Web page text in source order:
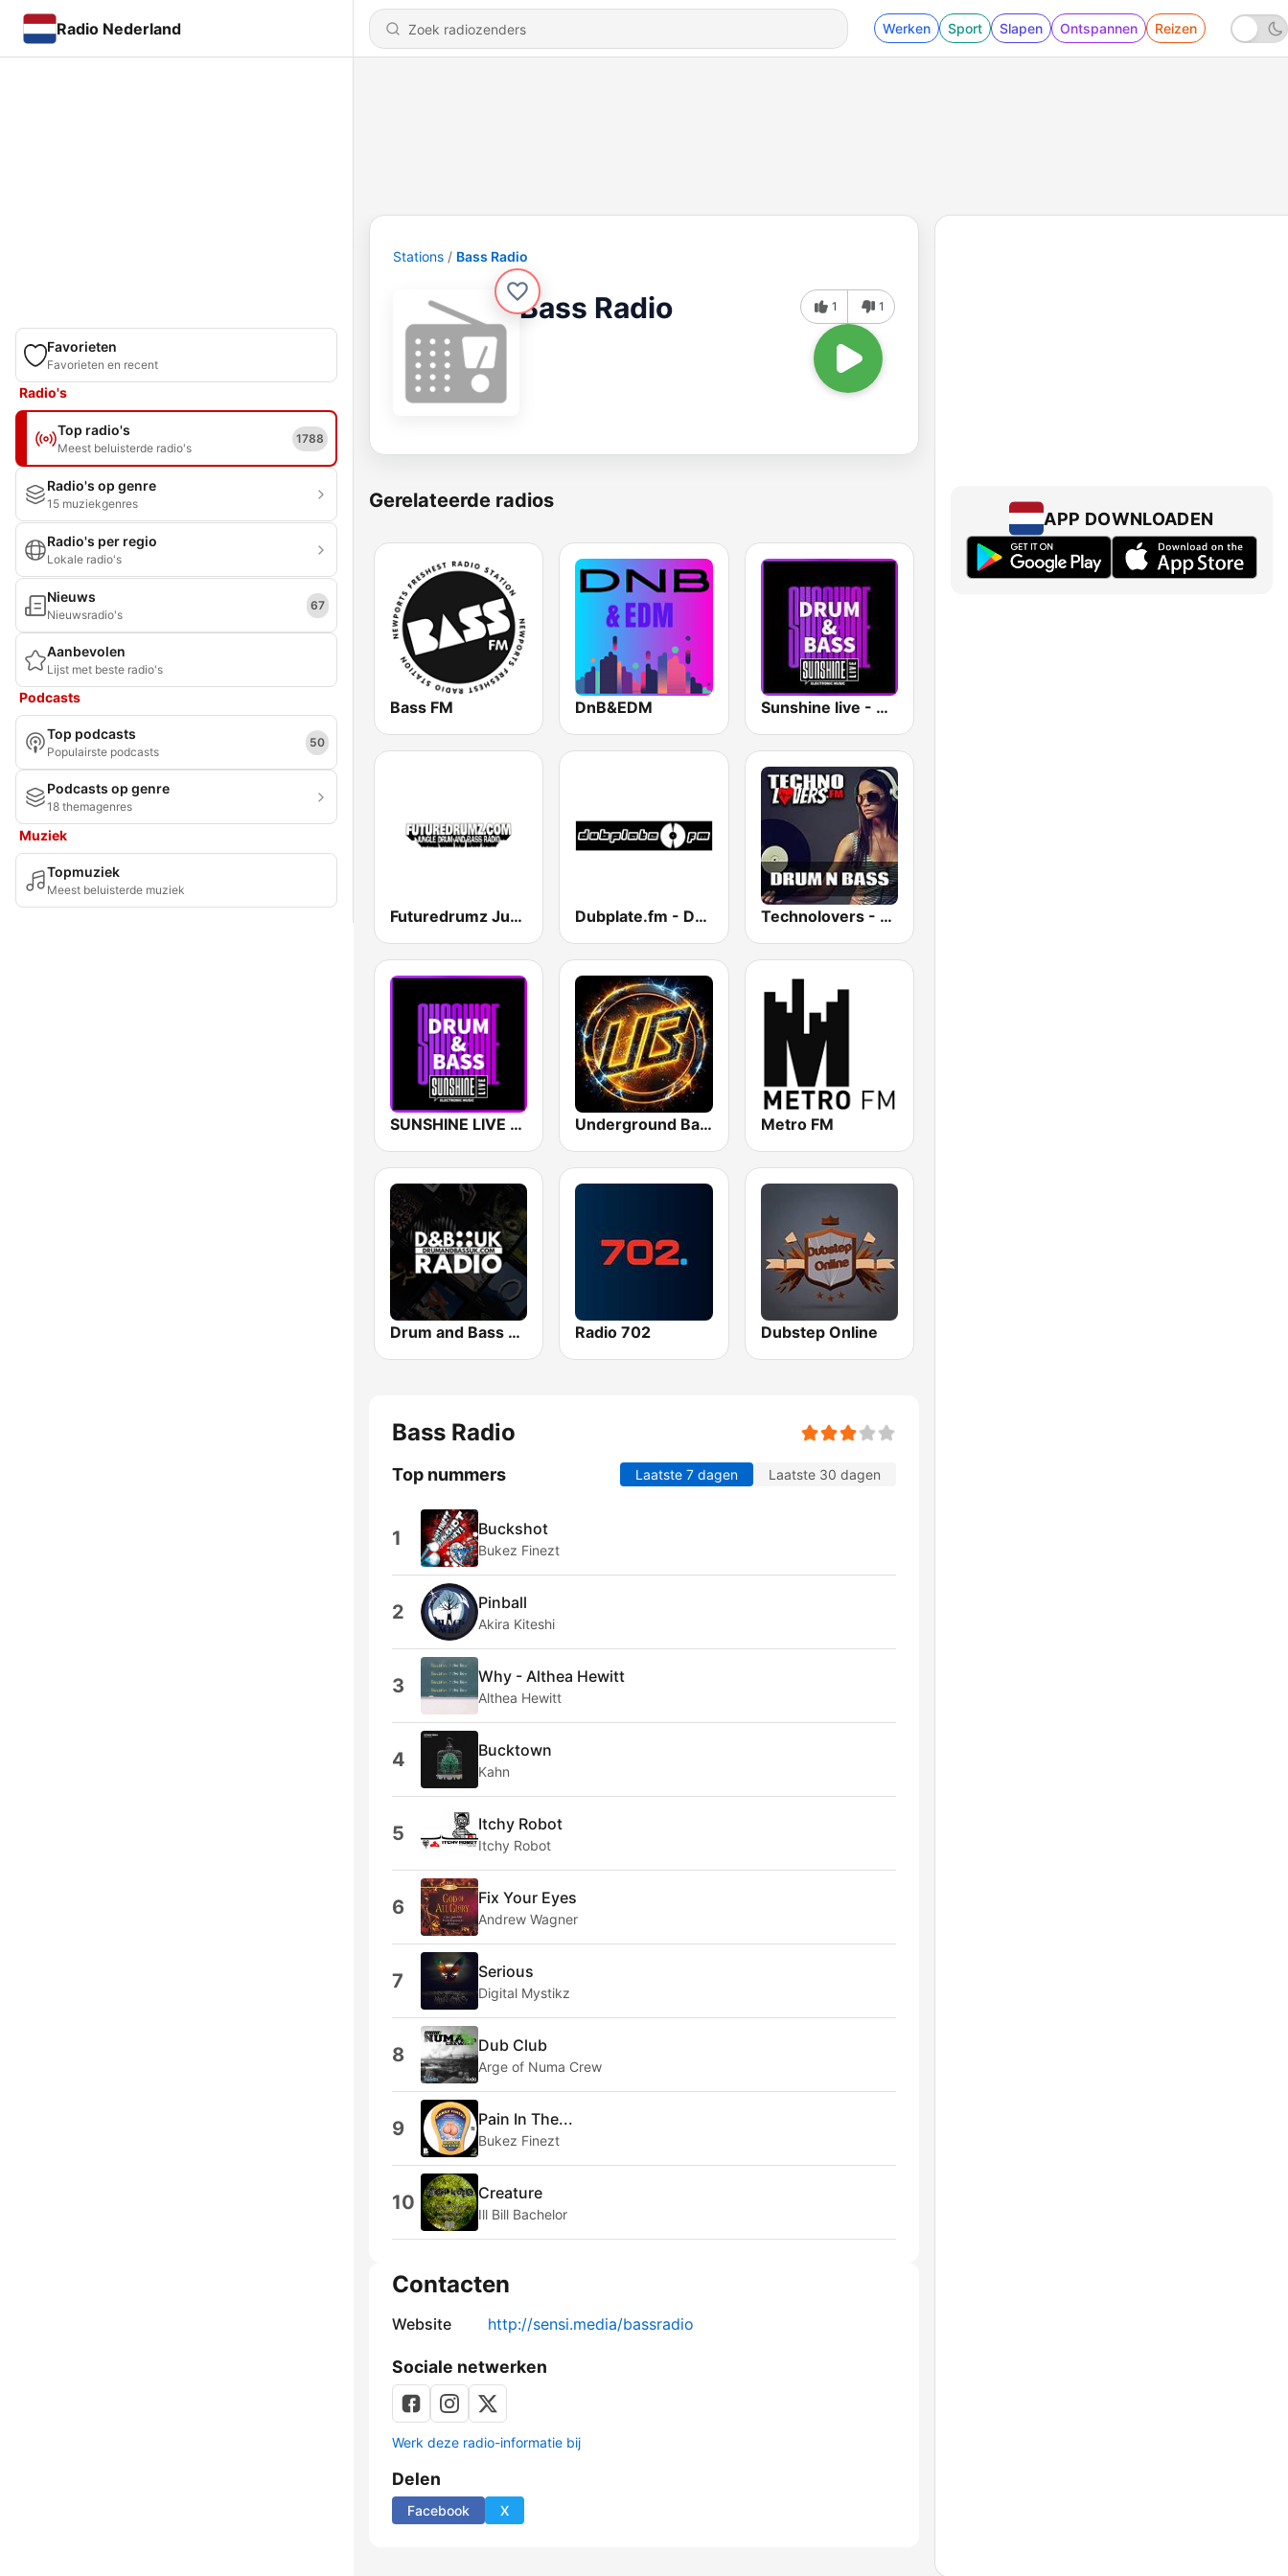
Radio Nederland Werken Sport Slapen Ontspannen Reizen
Favorieten
Favorieten en recent
Radio's
Top radio's
Meest beluisterde radio's
1788
Radio's op genre
15 muziekgenres
Radio's per regio
Lokale radio's
Nieuws
Nieuwsradio's
67
Aanbevolen
Lijst met beste radio's
Podcasts
Top podcasts
Populairste podcasts
50
Podcasts op genre
18 themagenres
Muziek
Topmuziek
Meest beluisterde muziek
Stations Bass Radio
Bass Radio 1 1
Gerelateerde radios
Bass FM DnB&EDM Sunshine live - Drum N Bass
Futuredrumz Jungle Drum and Bass Radio Dubplate.fm - Drum n Bass Technolovers - DRUM N BASS
SUNSHINE LIVE - Drum & Bass Underground Bass Metro FM
Drum and Bass UK Radio Radio 702 Dubstep Online
Bass Radio
Top nummers Laatste 7 dagen Laatste 30 dagen
1 Buckshot
Bukez Finezt
2 Pinball
Akira Kiteshi
3 Why - Althea Hewitt
Althea Hewitt
4 Bucktown
Kahn
5 Itchy Robot
Itchy Robot
6 Fix Your Eyes
Andrew Wagner
7 Serious
Digital Mystikz
8 Dub Club
Arge of Numa Crew
9 Pain In The...
Bukez Finezt
10 Creature
Ill Bill Bachelor
Contacten
Website http://sensi.media/bassradio
Sociale netwerken
Werk deze radio-informatie bij
Delen
Facebook X
APP DOWNLOADEN